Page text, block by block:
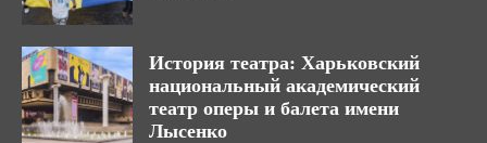
История театра: Харьковский
национальный академический
театр оперы и балета имени
Лысенко